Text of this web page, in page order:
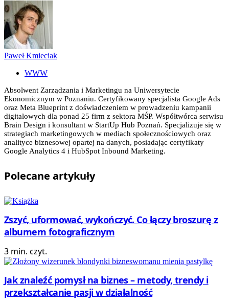
Paweł Kmieciak
WWW
Absolwent Zarządzania i Marketingu na Uniwersytecie
Ekonomicznym w Poznaniu. Certyfikowany specjalista Google Ads
oraz Meta Blueprint z doświadczeniem w prowadzeniu kampanii
digitalowych dla ponad 25 firm z sektora MŚP. Współtwórca serwisu
Brain Design i konsultant w StartUp Hub Poznań. Specjalizuje się w
strategiach marketingowych w mediach społecznościowych oraz
analityce biznesowej opartej na danych, posiadając certyfikaty
Google Analytics 4 i HubSpot Inbound Marketing.
Polecane artykuły
Zszyć, uformować, wykończyć. Co łączy broszurę z
albumem fotograficznym
3 min. czyt.
Jak znaleźć pomysł na biznes – metody, trendy i
przekształcanie pasji w działalność